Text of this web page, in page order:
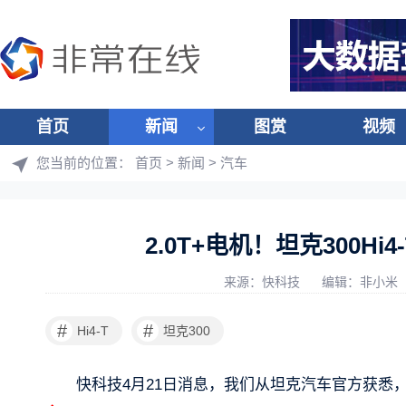
首页 新闻 图赏 视频
您当前的位置： 首页 > 新闻 > 汽车
2.0T+电机！坦克
来源：快科技 编辑：非小米
# Hi4-T # 坦克300
快科技4月21日消息，我们从坦克汽车官方获悉